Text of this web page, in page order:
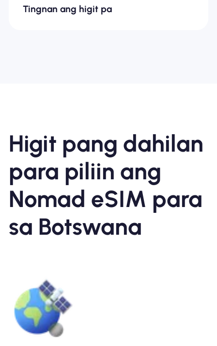
Tingnan ang higit pa
Higit pang dahilan
para piliin ang
Nomad eSIM para
sa Botswana